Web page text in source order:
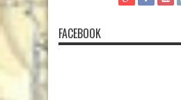
FACEBOOK